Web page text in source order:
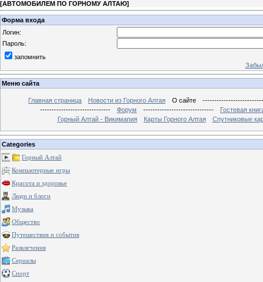
[АВТОМОБИЛЕМ ПО ГОРНОМУ АЛТАЮ]
Форма входа
Логин:
Пароль:
запомнить
Меню сайта
Главная страница Новости из Горного Алтая О сайте
------------------------------
Форум ------------------------------
Гостевая
Горный Алтай - Викимапия
Карты Горного Алтая Спутниковые
Categories
Горный Алтай
Компьютерные игры
Красота и здоровье
Люди и блоги
Музыка
Общество
Путешествия и события
Развлечения
Сериалы
Спорт